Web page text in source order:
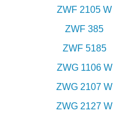
ZWF 2105 W
ZWF 385
ZWF 5185
ZWG 1106 W
ZWG 2107 W
ZWG 2127 W